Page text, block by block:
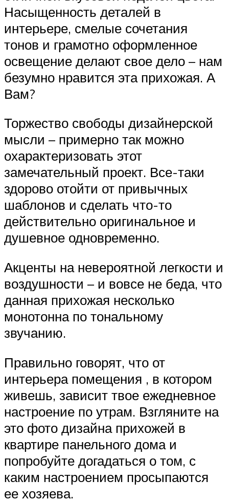
Насыщенность деталей в
интерьере, смелые сочетания
тонов и грамотно оформленное
освещение делают свое дело – нам
безумно нравится эта прихожая. А
Вам?
Торжество свободы дизайнерской
мысли – примерно так можно
охарактеризовать этот
замечательный проект. Все-таки
здорово отойти от привычных
шаблонов и сделать что-то
действительно оригинальное и
душевное одновременно.
Акценты на невероятной легкости и
воздушности – и вовсе не беда, что
данная прихожая несколько
монотонна по тональному
звучанию.
Правильно говорят, что от
интерьера помещения , в котором
живешь, зависит твое ежедневное
настроение по утрам. Взгляните на
это фото дизайна прихожей в
квартире панельного дома и
попробуйте догадаться о том, с
каким настроением просыпаются
ее хозяева.